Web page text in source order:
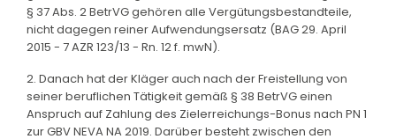
§ 37 Abs. 2 BetrVG gehören alle Vergütungsbestandteile,
nicht dagegen reiner Aufwendungsersatz (BAG 29. April
2015 - 7 AZR 123/13 - Rn. 12 f. mwN).
2. Danach hat der Kläger auch nach der Freistellung von
seiner beruflichen Tätigkeit gemäß § 38 BetrVG einen
Anspruch auf Zahlung des Zielerreichungs-Bonus nach PN 1
zur GBV NEVA NA 2019. Darüber besteht zwischen den